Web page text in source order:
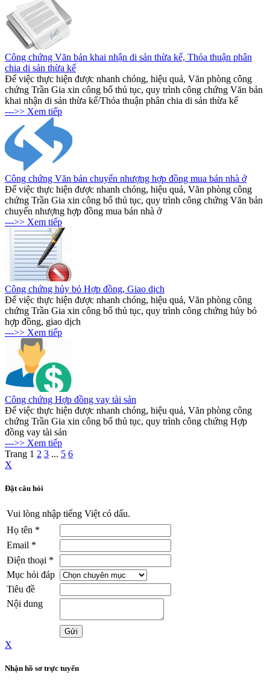
Công chứng Văn bản khai nhận di sản thừa kế, Thỏa thuận phân
chia di sản thừa kế
Để việc thực hiện được nhanh chóng, hiệu quả, Văn phòng công
chứng Trần Gia xin công bố thủ tục, quy trình công chứng Văn bản
khai nhận di sản thừa kế/Thỏa thuận phân chia di sản thừa kế
--->> Xem tiếp
Công chứng Văn bản chuyển nhượng hợp đồng mua bán nhà ở
Để việc thực hiện được nhanh chóng, hiệu quả, Văn phòng công
chứng Trần Gia xin công bố thủ tục, quy trình công chứng Văn bản
chuyển nhượng hợp đồng mua bán nhà ở
--->> Xem tiếp
Công chứng hủy bỏ Hợp đồng, Giao dịch
Để việc thực hiện được nhanh chóng, hiệu quả, Văn phòng công
chứng Trần Gia xin công bố thủ tục, quy trình công chứng hủy bỏ
hợp đồng, giao dịch
--->> Xem tiếp
Công chứng Hợp đồng vay tài sản
Để việc thực hiện được nhanh chóng, hiệu quả, Văn phòng công
chứng Trần Gia xin công bố thủ tục, quy trình công chứng Hợp
đồng vay tài sản
--->> Xem tiếp
Trang 1 2 3 ... 5 6
X
Đặt câu hỏi
Vui lòng nhập tiếng Việt có dấu.
Họ tên *
Email *
Điện thoại *
Mục hỏi đáp
Tiêu đề
Nội dung
X
Nhận hồ sơ trực tuyến